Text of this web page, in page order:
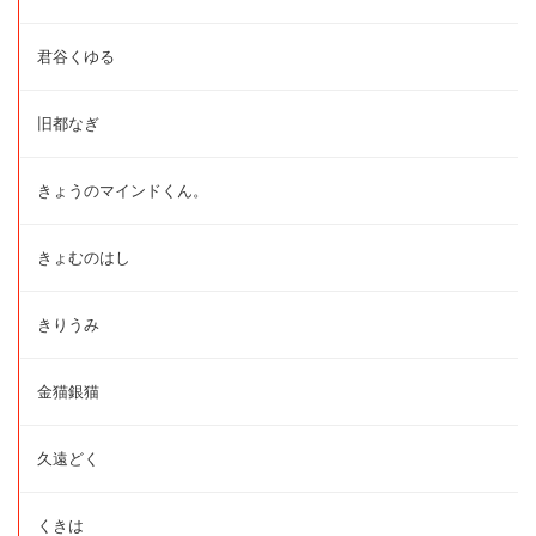
君谷くゆる
旧都なぎ
きょうのマインドくん。
きょむのはし
きりうみ
金猫銀猫
久遠どく
くきは